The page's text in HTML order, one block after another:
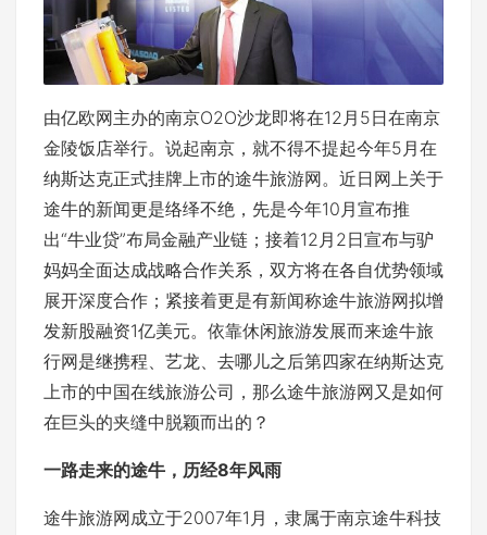
由亿欧网主办的南京O2O沙龙即将在12月5日在南京
金陵饭店举行。说起南京，就不得不提起今年5月在
纳斯达克正式挂牌上市的途牛旅游网。近日网上关于
途牛的新闻更是络绎不绝，先是今年10月宣布推
出“牛业贷”布局金融产业链；接着12月2日宣布与驴
妈妈全面达成战略合作关系，双方将在各自优势领域
展开深度合作；紧接着更是有新闻称途牛旅游网拟增
发新股融资1亿美元。依靠休闲旅游发展而来途牛旅
行网是继携程、艺龙、去哪儿之后第四家在纳斯达克
上市的中国在线旅游公司，那么途牛旅游网又是如何
在巨头的夹缝中脱颖而出的？
一路走来的途牛，历经8年风雨
途牛旅游网成立于2007年1月，隶属于南京途牛科技